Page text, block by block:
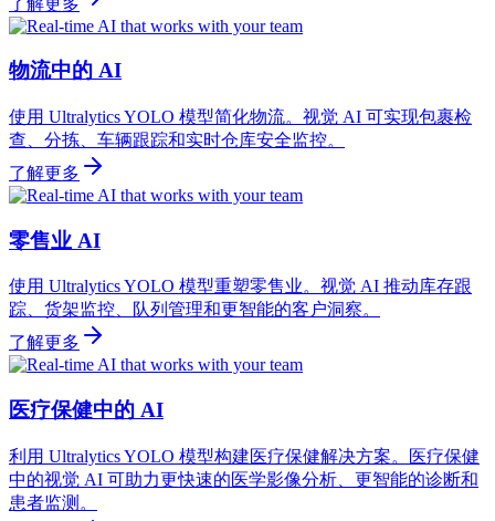
物流中的 AI
使用 Ultralytics YOLO 模型简化物流。视觉 AI 可实现包裹检
查、分拣、车辆跟踪和实时仓库安全监控。
了解更多
零售业 AI
使用 Ultralytics YOLO 模型重塑零售业。视觉 AI 推动库存跟
踪、货架监控、队列管理和更智能的客户洞察。
了解更多
医疗保健中的 AI
利用 Ultralytics YOLO 模型构建医疗保健解决方案。医疗保健
中的视觉 AI 可助力更快速的医学影像分析、更智能的诊断和
患者监测。